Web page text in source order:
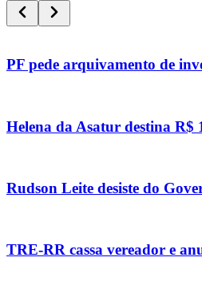
PF pede arquivamento de
Helena da Asatur destina R$
Rudson Leite desiste do
TRE-RR cassa vereador e